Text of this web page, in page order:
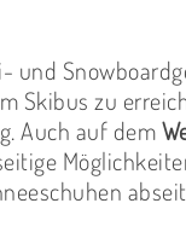
und
Skibus zu
Auch auf dem